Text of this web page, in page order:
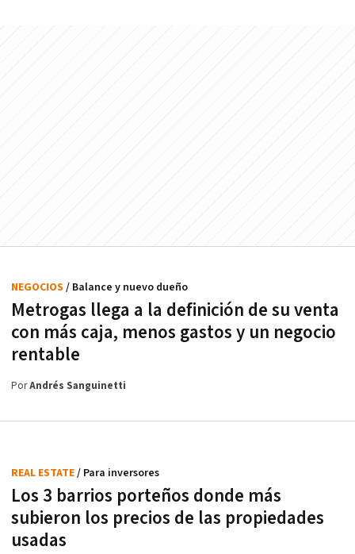
Metrogas llega a la definición de su venta
con más caja, menos gastos y un negocio
rentable
NEGOCIOS / Balance y nuevo dueño
PorAndrés Sanguinetti
Los 3 barrios porteños donde más
subieron los precios de las propiedades
usadas
REAL ESTATE/ Para inversores